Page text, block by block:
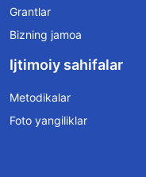
Grantlar
Bizning jamoa
Ijtimoiy sahifalar
Metodikalar
Foto yangiliklar